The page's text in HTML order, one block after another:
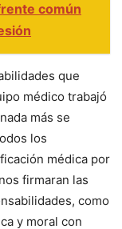
común
que
médico trabajó
más se
los
médica por
firmaran las
como
y moral con